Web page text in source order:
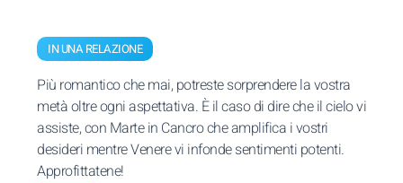
IN UNA RELAZIONE
Più romantico che mai, potreste sorprendere la vostra
metà oltre ogni aspettativa. È il caso di dire che il cielo vi
assiste, con Marte in Cancro che amplifica i vostri
desideri mentre Venere vi infonde sentimenti potenti.
Approfittatene!